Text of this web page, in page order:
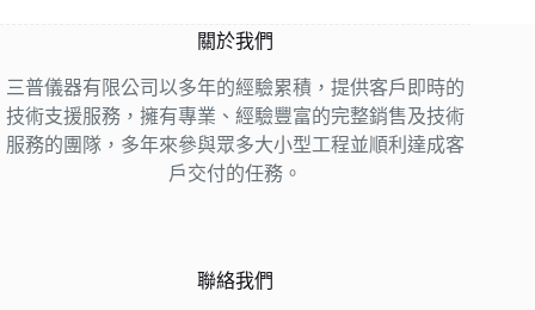
關於我們
三普儀器有限公司以多年的經驗累積，提供客戶即時的
技術支援服務，擁有專業、經驗豐富的完整銷售及技術
服務的團隊，多年來參與眾多大小型工程並順利達成客
戶交付的任務。
聯絡我們